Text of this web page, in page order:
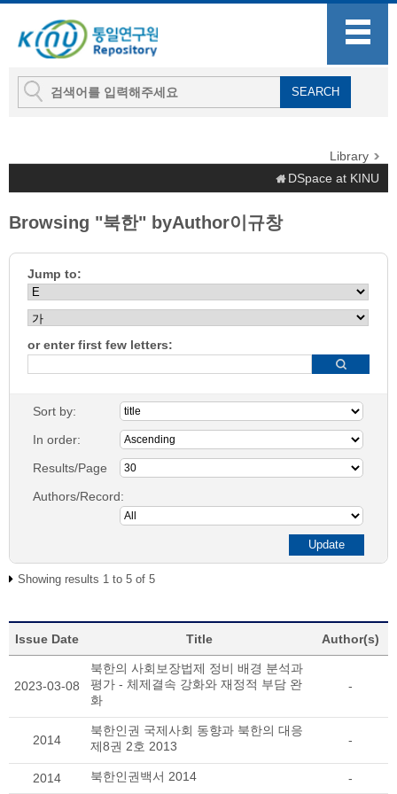
Library
DSpace at KINU
Browsing "북한" byAuthor이규창
Jump to:
or enter first few letters:
Sort by:
In order:
Results/Page
Authors/Record:
Showing results 1 to 5 of 5
Issue Date Title Author(s)
2023-03-08
북한의 사회보장법제 정비 배경 분석과
평가 - 체제결속 강화와 재정적 부담 완
화
-
2014
북한인권 국제사회 동향과 북한의 대응
제8권 2호 2013
-
2014 북한인권백서 2014 -